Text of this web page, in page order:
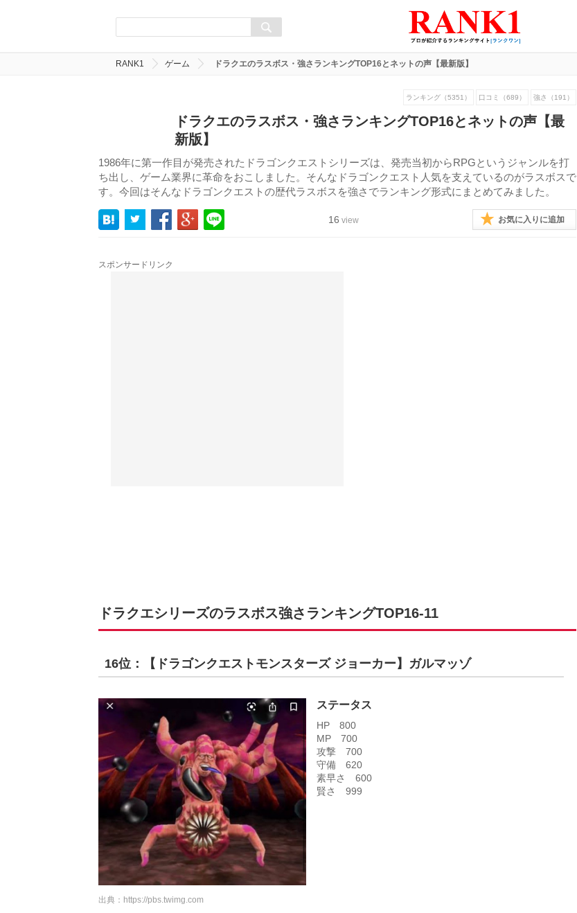
RANK1 ゲーム ドラクエのラスボス・強さランキングTOP16とネットの声【最新版】
ランキング（5351） 口コミ（689） 強さ（191）
ドラクエのラスボス・強さランキングTOP16とネットの声【最
新版】
1986年に第一作目が発売されたドラゴンクエストシリーズは、発売当初からRPGというジャンルを打
ち出し、ゲーム業界に革命をおこしました。そんなドラゴンクエスト人気を支えているのがラスボスで
す。今回はそんなドラゴンクエストの歴代ラスボスを強さでランキング形式にまとめてみました。
16 view お気に入りに追加
スポンサードリンク
ドラクエシリーズのラスボス強さランキングTOP16-11
16位：【ドラゴンクエストモンスターズ ジョーカー】ガルマッゾ
ステータス
HP 800
MP 700
攻撃 700
守備 620
素早さ 600
賢さ 999
出典： https://pbs.twimg.com